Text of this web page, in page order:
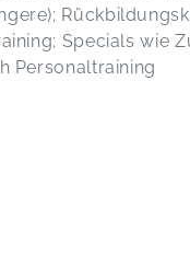
Specials wie
Personaltraining